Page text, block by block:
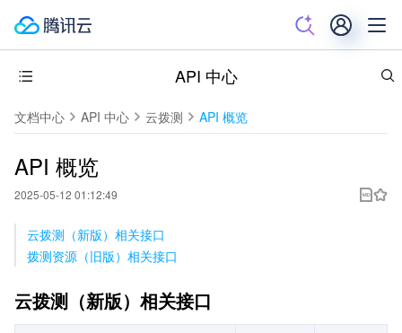
API 中心
文档中心 API 中心 云拨测 API 概览
API 概览
2025-05-12 01:12:49
云拨测（新版）相关接口
拨测资源（旧版）相关接口
云拨测（新版）相关接口